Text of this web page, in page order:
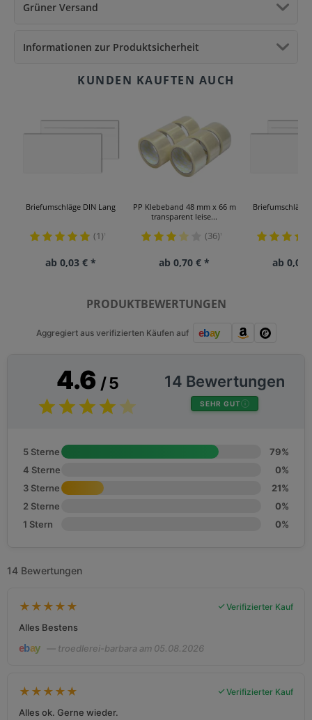
Grüner Versand
Informationen zur Produktsicherheit
Briefumschläge DIN Lang
(1)¹
ab 0,03 € *
PP Klebeband 48 mm x 66 m
transparent leise...
(36)¹
ab 0,70 € *
Briefumschläge
ab 0,03
PRODUKTBEWERTUNGEN
Aggregiert aus verifizierten Käufen auf
4.6 / 5 14 Bewertungen
SEHR GUT
5 Sterne
79%
4 Sterne
0%
3 Sterne
21%
2 Sterne
0%
1 Stern
0%
14 Bewertungen
★ ★ ★ ★ ★ Verifizierter Kauf
Alles Bestens
— troedlerei-barbara am 05.08.2026
★ ★ ★ ★ ★ Verifizierter Kauf
Alles ok. Gerne wieder.